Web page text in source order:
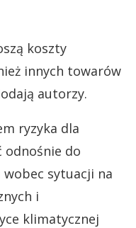
koszty
innych towarów
autorzy.
ryzyka dla
odnośnie do
wobec sytuacji na
i
klimatycznej